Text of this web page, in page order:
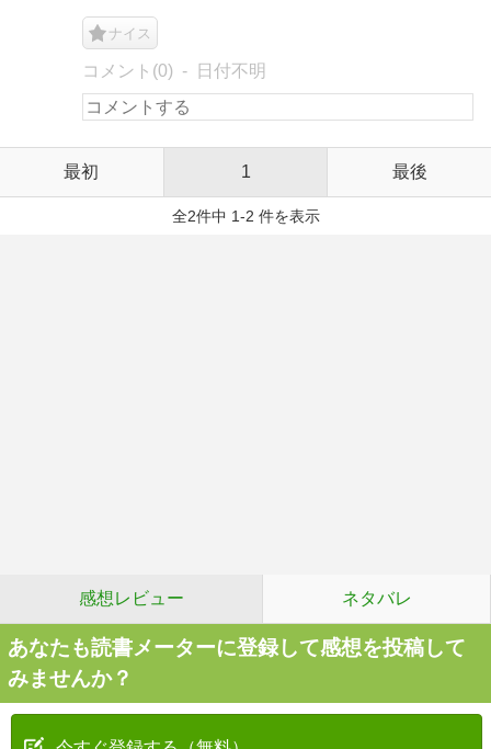
ナイス
コメント(0) 日付不明
最初 1 最後
全2件中 1-2 件を表示
感想レビュー ネタバレ
あなたも読書メーターに登録して感想を投稿して
みませんか？